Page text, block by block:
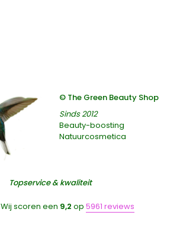
© The Green Beauty Shop
Sinds 2012
Beauty-boosting
Natuurcosmetica
Topservice & kwaliteit
Wij scoren een 9,2 op 5961 reviews